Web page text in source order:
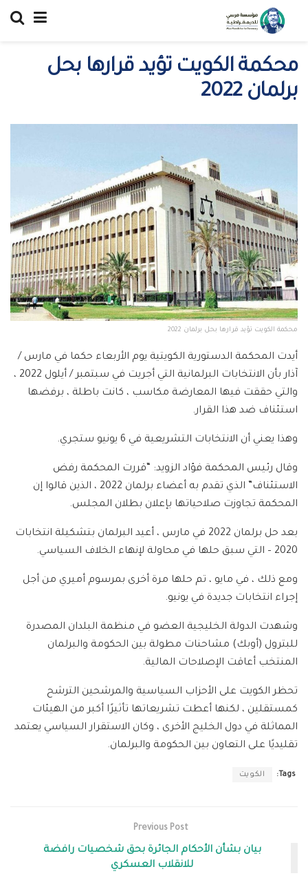
محكمة الكويت تؤيد قرارها بحل
برلمان 2022
محكمة الكويت تؤيد قرارها بحل برلمان 2022
أيدت المحكمة الدستورية الكويتية يوم الأربعاء حكما في مارس /
آذار بأن الانتخابات البرلمانية التي أجريت في سبتمبر / أيلول 2022 ،
والتي حققت فيها المعارضة مكاسب ، كانت باطلة ، برفضها
استئناف ضد هذا القرار.
وهذا يعني أن الانتخابات التشريعية في 6 يونيو ستجري.
وقال رئيس المحكمة فؤاد الزويد: “قررت المحكمة رفض
الاستئناف” الذي تقدم به أعضاء برلمان 2022 ، الذين قالوا إن
المحكمة تجاوزت صلاحياتها بإعلان بطلان المجلس.
بعد حل برلمان 2022 في مارس ، أعيد البرلمان بتشكيلة انتخابات
2020 – التي سبق حلها في محاولة لإنهاء الخلاف السياسي.
ومع ذلك ، في مايو ، تم حلها مرة أخرى بمرسوم أميري من أجل
إجراء انتخابات جديدة في يونيو.
وشهدت الدولة الخليجية العضو في منظمة البلدان المصدرة
للبترول (أوبك) مشاحنات مطولة بين الحكومة والبرلمان
المنتخب أعاقت الإصلاحات المالية.
تحظر الكويت على الأحزاب السياسية والمرشحين الترشح
كمستقلين ، لكنها أعطت تشريعاتها تأثيرًا أكبر من الهيئات
المماثلة في دول الخليج الأخرى ، وكان الاستقرار السياسي يعتمد
تقليديًا على التعاون بين الحكومة والبرلمان.
Tags: الكويت
Previous Post
بيان بشأن الأحكام الجائرة بحق شخصيات رافضة
للانقلاب العسكري